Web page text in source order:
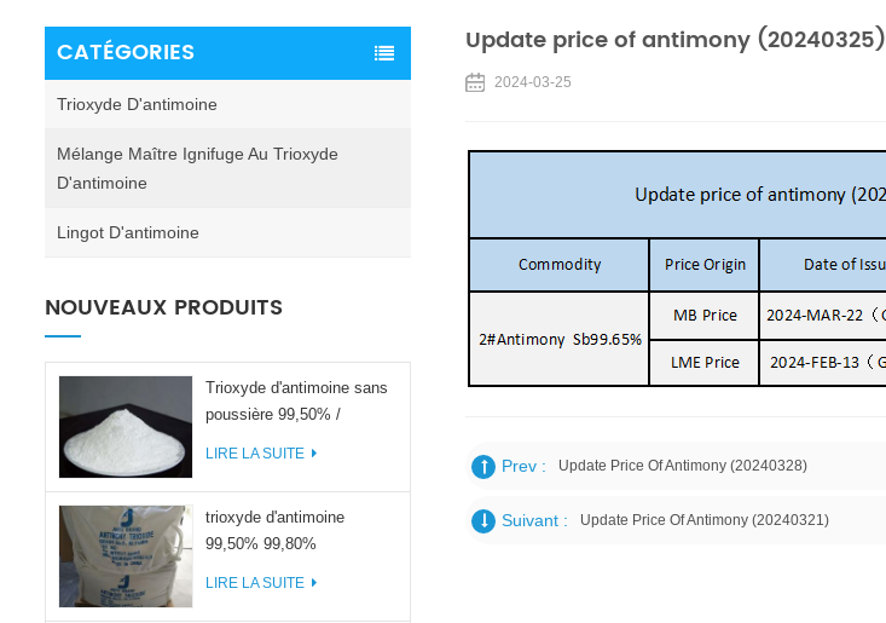
CATÉGORIES
Trioxyde D'antimoine
Mélange Maître Ignifuge Au Trioxyde
D'antimoine
Lingot D'antimoine
NOUVEAUX PRODUITS
Trioxyde d'antimoine sans
poussière 99,50% /
LIRE LA SUITE
trioxyde d'antimoine
99,50% 99,80%
LIRE LA SUITE
Update price of antimony (20240325)
2024-03-25
Prev : Update Price Of Antimony (20240328)
Suivant : Update Price Of Antimony (20240321)